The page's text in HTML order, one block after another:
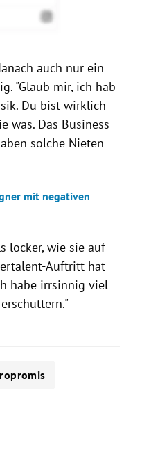
auch nur ein
"Glaub mir, ich hab
Du bist wirklich
was. Das Business
solche Nieten
mit negativen
locker, wie sie auf
Auftritt hat
habe irrsinnig viel